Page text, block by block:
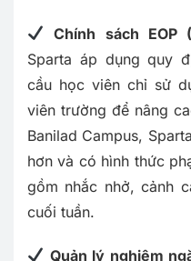
Chính sách EOP
Sparta áp dụng quy
cầu học viên chỉ sử
viên trường để nâng
Banilad Campus,
hơn và có hình thức
gồm nhắc nhở, cảnh
cuối tuần.
Quản lý nghiêm